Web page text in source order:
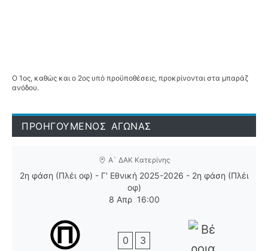
Ο 1ος, καθώς και ο 2ος υπό προϋποθέσεις, προκρίνονται στα μπαράζ
ανόδου.
ΠΡΟΗΓΟΥΜΕΝΟΣ ΑΓΩΝΑΣ
Α` ΔΑΚ Κατερίνης
2η φάση (Πλέι οφ) - Γ' Εθνική 2025-2026 - 2η φάση (Πλέι
οφ)
8 Απρ 16:00
0 3